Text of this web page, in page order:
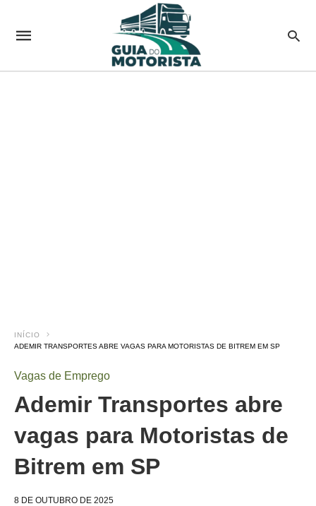
INÍCIO
ADEMIR TRANSPORTES ABRE VAGAS PARA MOTORISTAS DE BITREM EM SP
Vagas de Emprego
Ademir Transportes abre
vagas para Motoristas de
Bitrem em SP
8 DE OUTUBRO DE 2025